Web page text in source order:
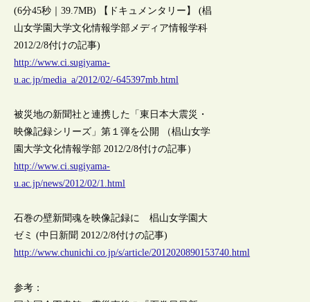
(6分45秒｜39.7MB) 【ドキュメンタリー】 (椙
山女学園大学文化情報学部メディア情報学科
2012/2/8付けの記事)
http://www.ci.sugiyama-
u.ac.jp/media_a/2012/02/-645397mb.html
被災地の新聞社と連携した「東日本大震災・
映像記録シリーズ」第１弾を公開 （椙山女学
園大学文化情報学部 2012/2/8付けの記事）
http://www.ci.sugiyama-
u.ac.jp/news/2012/02/1.html
石巻の壁新聞魂を映像記録に 椙山女学園大
ゼミ (中日新聞 2012/2/8付けの記事)
http://www.chunichi.co.jp/s/article/2012020890153740.html
参考：